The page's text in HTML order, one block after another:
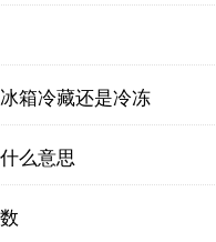
箱冷藏还是冷冻
么意思